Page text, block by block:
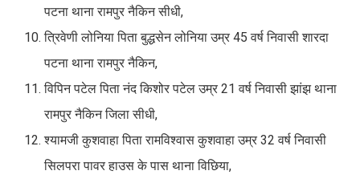
पटना थाना रामपुर नैकिन सीधी,
त्रिवेणी लोनिया पिता बुद्धसेन लोनिया उम्र 45 वर्ष निवासी शारदा
पटना थाना रामपुर नैकिन,
विपिन पटेल पिता नंद किशोर पटेल उम्र 21 वर्ष निवासी झांझ थाना
रामपुर नैकिन जिला सीधी,
श्यामजी कुशवाहा पिता रामविश्वास कुशवाहा उम्र 32 वर्ष निवासी
सिलपरा पावर हाउस के पास थाना विछिया,